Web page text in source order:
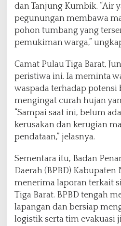
T
e
t
p
a
s
p
a
dan Tanjung Kumbik. “Air
pegunungan membawa
pohon tumbang yang
pemukiman warga,”
Camat Pulau Tiga Barat,
peristiwa ini. Ia meminta
waspada terhadap potensi
mengingat curah hujan
“Sampai saat ini, belum
kerusakan dan kerugian
pendataan,” jelasnya.
Sementara itu, Badan
Daerah (BPBD) Kabupaten
menerima laporan terkait
Tiga Barat. BPBD tengah
lapangan dan bersiap
logistik serta tim evakuasi